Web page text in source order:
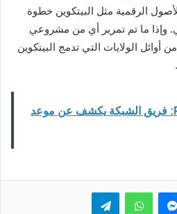
الرقمية مثل البيتكوين خطوة
وإذا ما تم تمرير أي من مشروعي
أوائل الولايات التي تدمج البيتكوين
تقلبات عملة Pi: فريق الشبكة يكشف عن موعد
ماسنجرواتساب تيلقرام